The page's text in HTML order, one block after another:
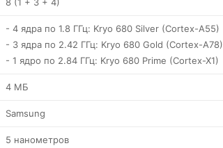
- 4 ядра по 1.8 ГГц: Kryo 680 Silver (Cortex-A55)
- 3 ядра по 2.42 ГГц: Kryo 680 Gold (Cortex-A78)
- 1 ядро по 2.84 ГГц: Kryo 680 Prime (Cortex-X1)
4 МБ
Samsung
5 нанометров